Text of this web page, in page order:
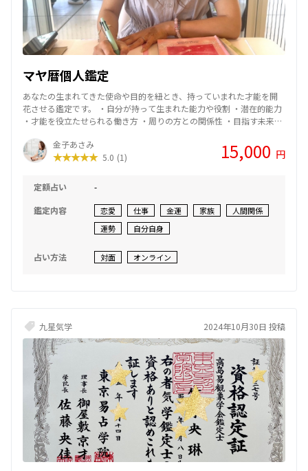
マヤ暦個人鑑定
あなたの生まれてきた使命や目的を紐とき、持っていまれた才能を開
花させる鑑定です。 ・自分が持って生まれた能力や役割 ・潜在的能力
・才能を役立たせられる働き方 ・周りの方との関係性 ・目指す未来像
金子あさみ
5.0 (1) 15,000 円
定額占い
-
鑑定内容
恋愛 仕事 金運 家族
人間関係
運勢
自分自身
占い方法 対面 オンライン
九星気学 2024年10月30日 投稿